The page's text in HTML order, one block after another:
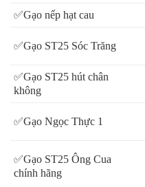
✅Gạo nếp hạt cau
✅Gạo ST25 Sóc Trăng
✅Gạo ST25 hút chân
không
✅Gạo Ngọc Thực 1
✅Gạo ST25 Ông Cua
chính hãng